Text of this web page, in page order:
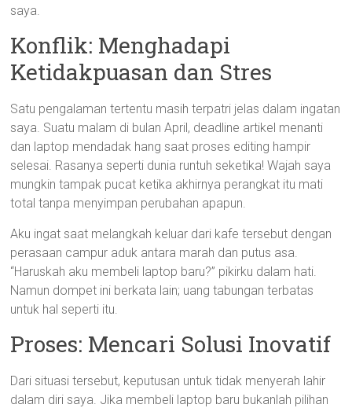
saya.
Konflik: Menghadapi
Ketidakpuasan dan Stres
Satu pengalaman tertentu masih terpatri jelas dalam ingatan
saya. Suatu malam di bulan April, deadline artikel menanti
dan laptop mendadak hang saat proses editing hampir
selesai. Rasanya seperti dunia runtuh seketika! Wajah saya
mungkin tampak pucat ketika akhirnya perangkat itu mati
total tanpa menyimpan perubahan apapun.
Aku ingat saat melangkah keluar dari kafe tersebut dengan
perasaan campur aduk antara marah dan putus asa.
“Haruskah aku membeli laptop baru?” pikirku dalam hati.
Namun dompet ini berkata lain; uang tabungan terbatas
untuk hal seperti itu.
Proses: Mencari Solusi Inovatif
Dari situasi tersebut, keputusan untuk tidak menyerah lahir
dalam diri saya. Jika membeli laptop baru bukanlah pilihan